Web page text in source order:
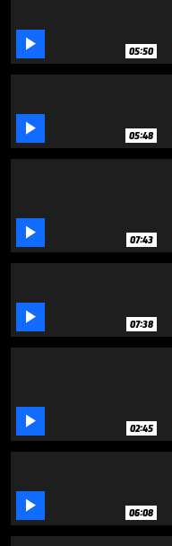
 05:50
 05:48
 07:43
 07:38
 02:45
 06:08